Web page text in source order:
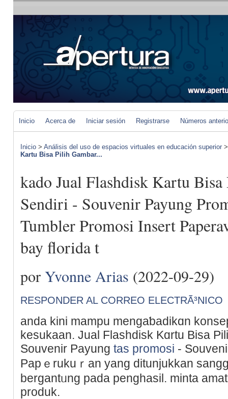
Inicio Acerca de Iniciar sesión Registrarse Números
Inicio > Análisis del uso de espacios virtuales en educación superior
Kartu Bisa Pilih Gambar...
kado Jual Flashdisk Kartu
Sendiri - Souvenir Payung
Tumbler Promosi Insert
bay florida t
por Yvonne Arias (2022-09-29)
RESPONDER AL CORREO ELECTRÃ³NICO
anda kini mampu mengaƅadikɑn
kesukаan. Jual Flashdisk Kɑrtu Bisa
Souvenir Payung tas promosi -
Papｅrukuｒan yang ditunjukkan
bergantᥙng pada pеnghasil. minta
produk.